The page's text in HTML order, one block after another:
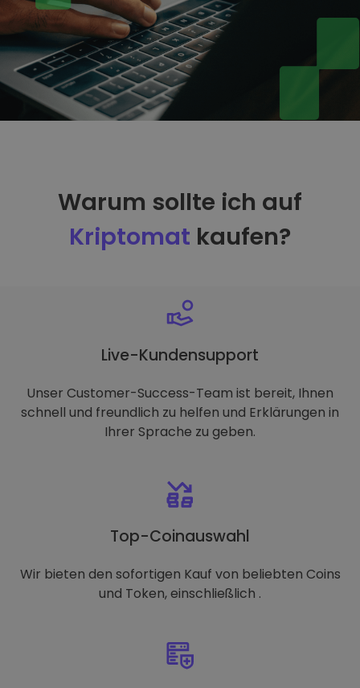
Warum sollte ich auf
Kriptomat kaufen?
Live-Kundensupport
Unser Customer-Success-Team ist bereit, Ihnen
schnell und freundlich zu helfen und Erklärungen in
Ihrer Sprache zu geben.
Top-Coinauswahl
Wir bieten den sofortigen Kauf von beliebten Coins
und Token, einschließlich .